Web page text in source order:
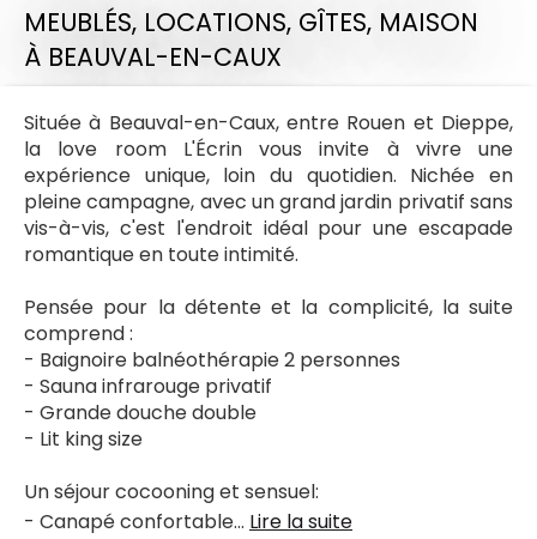
MEUBLÉS, LOCATIONS, GÎTES, MAISON
À BEAUVAL-EN-CAUX
Située à Beauval-en-Caux, entre Rouen et Dieppe,
la love room L'Écrin vous invite à vivre une
expérience unique, loin du quotidien. Nichée en
pleine campagne, avec un grand jardin privatif sans
vis-à-vis, c'est l'endroit idéal pour une escapade
romantique en toute intimité.
Pensée pour la détente et la complicité, la suite
comprend :
- Baignoire balnéothérapie 2 personnes
- Sauna infrarouge privatif
- Grande douche double
- Lit king size
Un séjour cocooning et sensuel:
- Canapé confortable... Lire la suite